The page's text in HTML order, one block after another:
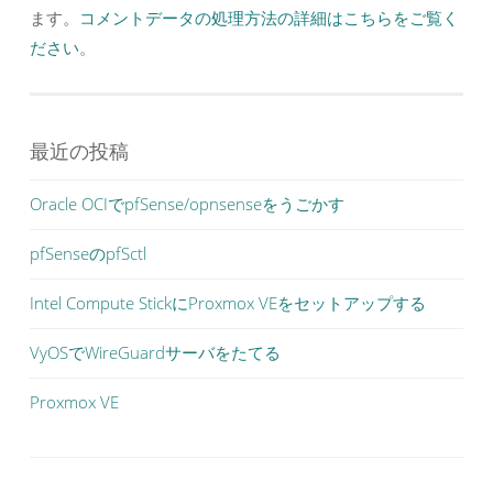
ます。 コメントデータの処理方法の詳細はこちらをご覧く
ださい。
最近の投稿
Oracle OCIでpfSense/opnsenseをうごかす
pfSenseのpfSctl
Intel Compute StickにProxmox VEをセットアップする
VyOSでWireGuardサーバをたてる
Proxmox VE